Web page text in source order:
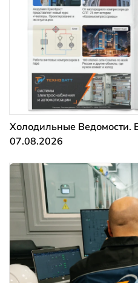
Холодильные Ведомости.
07.08.2026